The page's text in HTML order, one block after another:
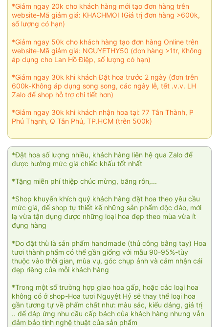
*Giảm ngay 20k cho khách hàng mới tạo đơn hàng trên
website-Mã giảm giá: KHACHMOI (Giá trị đơn hàng >600k,
số lượng có hạn)
*Giảm ngay 50k cho khách hàng tạo đơn hàng Online trên
website-Mã giảm giá: NGUYETHY50 (đơn hàng >1tr, Không
áp dụng cho Lan Hồ Điệp, số lượng có hạn)
*Giảm ngay 30k khi khách Đặt hoa trước 2 ngày (đơn trên
600k-Không áp dụng song song, các ngày lễ, tết .v.v. LH
Zalo để shop hỗ trợ chi tiết hơn)
*Giảm ngay 30k khi khách nhận hoa tại: 77 Tân Thành, P
Phú Thạnh, Q Tân Phú, TP.HCM (trên 500k)
*Đặt hoa số lượng nhiều, khách hàng liên hệ qua Zalo để
được hưởng mức giá chiếc khấu tốt nhất
*Tặng miễn phí thiệp chúc mừng, băng rôn,...
*Shop khuyến khích quý khách hàng đặt hoa theo yêu cầu
mức giá, để shop tự thiết kế những sản phẩm độc đáo, mới
lạ vừa tận dụng được những loại hoa đẹp theo mùa vừa ít
đụng hàng
*Do đặt thù là sản phẩm handmade (thủ công bằng tay) Hoa
tươi thành phẩm có thể gần giống với mẫu 90-95%-tùy
thuộc vào thời gian, mùa vụ, góc chụp ảnh và cảm nhận cái
đẹp riêng của mỗi khách hàng
*Trong một số trường hợp giao hoa gấp, hoặc các loại hoa
không có ở shop-Hoa tươi Nguyệt Hỷ sẽ thay thế loại hoa
gần tương tự về phẩm chất như: màu sắc, kiểu dáng, giá trị
.. để đáp ứng nhu cầu cấp bách của khách hàng nhưng vẫn
đảm bảo tính nghệ thuật của sản phẩm